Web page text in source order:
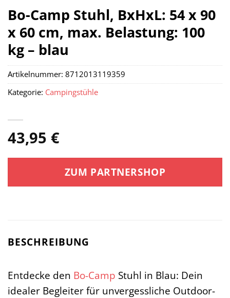
Bo-Camp Stuhl, BxHxL: 54 x 90
x 60 cm, max. Belastung: 100
kg – blau
43,95 €
ZUM PARTNERSHOP
Artikelnummer: 8712013119359
Kategorie: Campingstühle
BESCHREIBUNG
Entdecke den Bo-Camp Stuhl in Blau: Dein
idealer Begleiter für unvergessliche Outdoor-